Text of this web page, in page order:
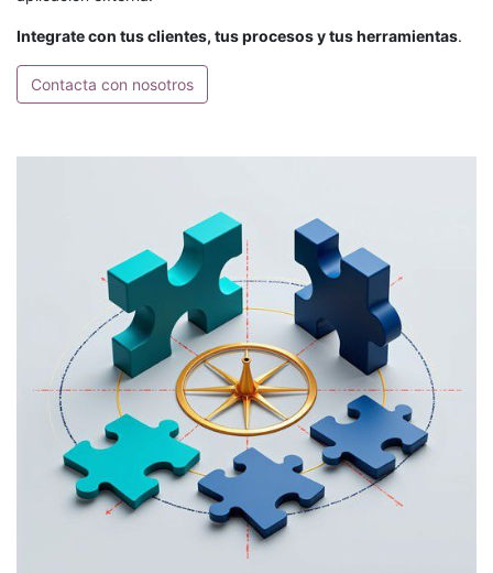
Integrate con tus clientes, tus procesos y tus herramientas.
Contacta con nosotros